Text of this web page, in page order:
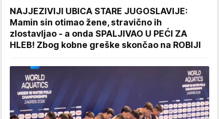
NAJJEZIVIJI UBICA STARE JUGOSLAVIJE:
Mamin sin otimao žene, stravično ih
zlostavljao - a onda SPALJIVAO U PEĆI ZA
HLEB! Zbog kobne greške skončao na ROBIJI